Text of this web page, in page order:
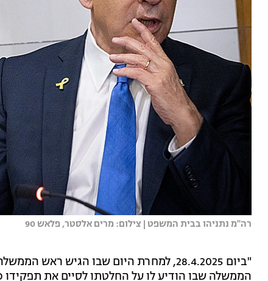
רה"מ נתניהו בבית המשפט | צילום: מרים אלסטר, פלאש 90
"ביום 28.4.2025, למחרת היום שבו הגיש